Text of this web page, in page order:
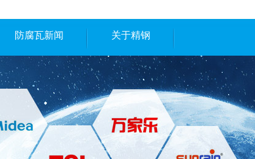
防腐瓦新闻 关于精钢